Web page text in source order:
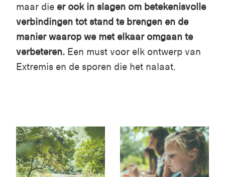
maar die er ook in slagen om betekenisvolle
verbindingen tot stand te brengen en de
manier waarop we met elkaar omgaan te
verbeteren. Een must voor elk ontwerp van
Extremis en de sporen die het nalaat.